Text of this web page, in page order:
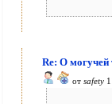
Re: О могучей
от safety